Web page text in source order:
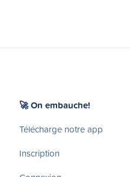
🚀 On embauche!
Télécharge notre app
Inscription